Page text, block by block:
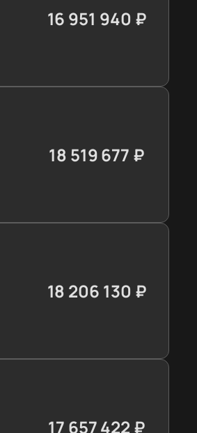
16 951 940 ₽
≈ 168 631€
18 519 677 ₽
≈ 184 226€
18 206 130 ₽
≈ 181 107€
17 657 422 ₽